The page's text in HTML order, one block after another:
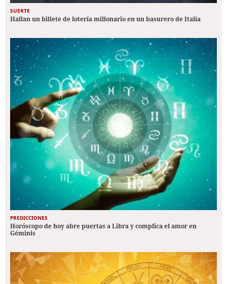
SUERTE
Hallan un billete de lotería millonario en un basurero de Italia
PREDICCIONES
Horóscopo de hoy abre puertas a Libra y complica el amor en
Géminis